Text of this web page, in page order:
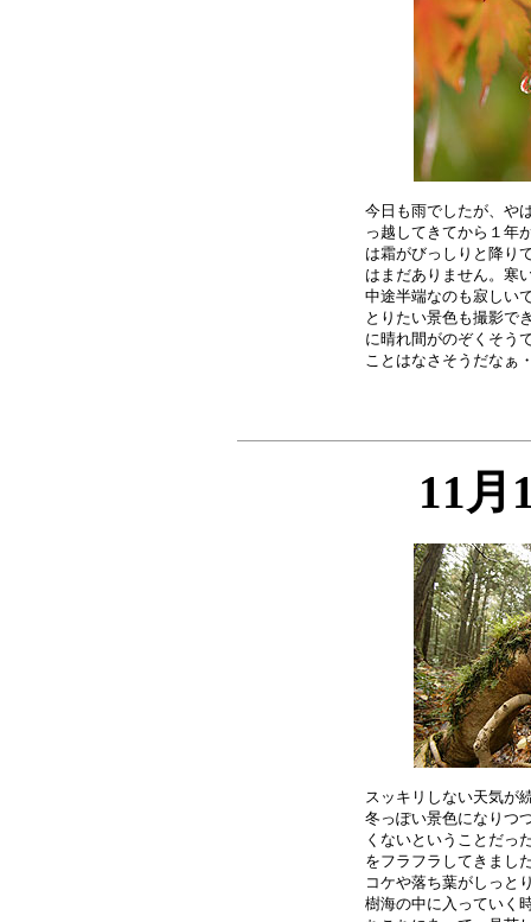
今日も雨でしたが、や
っ越してきてから１年
は霜がびっしりと降り
はまだありません。寒
中途半端なのも寂しい
とりたい景色も撮影で
に晴れ間がのぞくそう
11月
スッキリしない天気が
冬っぽい景色になりつ
くないということだっ
をフラフラしてきまし
コケや落ち葉がしっと
樹海の中に入っていく